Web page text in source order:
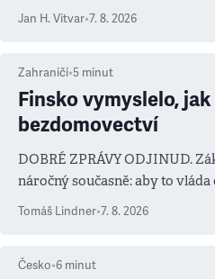
salvy i kritika pokrokářů
Jan H. Vitvar•7. 8. 2026
Zahraničí•5 minut
Finsko vymyslelo,
bezdomovectví
DOBRÉ ZPRÁVY ODJINUD.
náročný současně: aby to
prioritu
Tomáš Lindner•7. 8. 2026
Česko•6 minut